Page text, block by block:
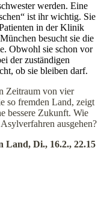
werden. Eine
ist ihr wichtig. Sie
in der Klinik
besucht sie die
Obwohl sie schon vor
der zuständigen
ob sie bleiben darf.
Zeitraum von vier
so fremden Land, zeigt
bessere Zukunft. Wie
ausgehen?
Land, Di., 16.2., 22.15